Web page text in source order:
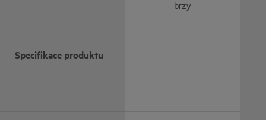
Specifikace produktu
brzy